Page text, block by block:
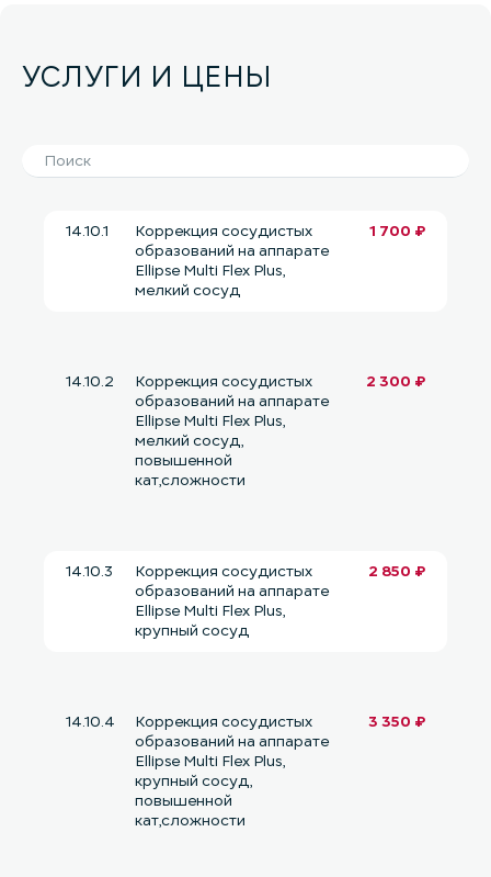
УСЛУГИ И ЦЕНЫ
14.10.1
Коррекция сосудистых
образований на аппарате
Ellipse Multi Flex Plus,
мелкий сосуд
1 700 ₽
14.10.2
Коррекция сосудистых
образований на аппарате
Ellipse Multi Flex Plus,
мелкий сосуд,
повышенной
кат,сложности
2 300 ₽
14.10.3
Коррекция сосудистых
образований на аппарате
Ellipse Multi Flex Plus,
крупный сосуд
2 850 ₽
14.10.4
Коррекция сосудистых
образований на аппарате
Ellipse Multi Flex Plus,
крупный сосуд,
повышенной
кат,сложности
3 350 ₽